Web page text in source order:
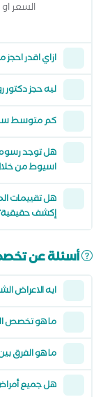
السعر
ازاي اقدر
ليه حجز
كم متوسط
هل توجد رسوم
اسيوط من
هل تقييمات
إكشف
أسئلة عن
ايه الاعراض
ما هو تخصص
ما هو الفرق
هل جميع